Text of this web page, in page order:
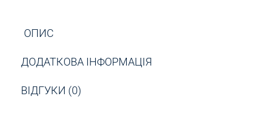
ОПИС
ДОДАТКОВА ІНФОРМАЦІЯ
ВІДГУКИ (0)